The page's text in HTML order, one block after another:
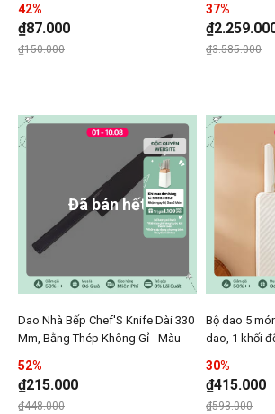
42%
₫87.000
Giá giảm xuống từ
₫150.000đến
CKK804
37%
Giá giảm
₫3.585.000đến
Đã bán hết
Thêm Dao Nhà Bếp Chef'S Knife
Thêmn Dao Nhà Bếp
Dao Nhà Bếp Chef'S Knife Dài 330
Mm, Bằng Thép Không Gỉ - Màu
52%
₫215.000
Giá giảm xuống từ
₫448.000đến
Bộ dao 5
dao, 1 khối
30%
₫415.000
Giá giảm
₫593.000đến